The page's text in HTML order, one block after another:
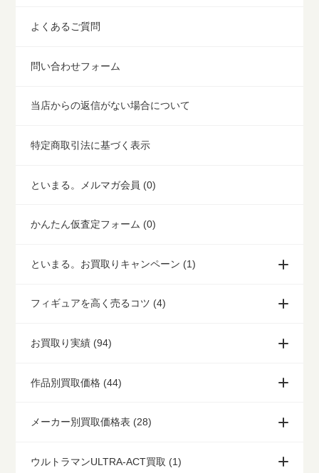
よくあるご質問
問い合わせフォーム
当店からの返信がない場合について
特定商取引法に基づく表示
といまる。メルマガ会員 (0)
かんたん仮査定フォーム (0)
といまる。お買取りキャンペーン (1)
フィギュアを高く売るコツ (4)
お買取り実績 (94)
作品別買取価格 (44)
メーカー別買取価格表 (28)
ウルトラマンULTRA-ACT買取 (1)